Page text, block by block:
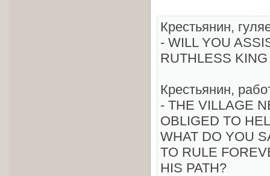
Крестьянин,
- WILL YOU
RUTHLESS
Крестьянин,
- THE VILLAGE
OBLIGED TO
WHAT DO YOU
TO RULE
HIS PATH?